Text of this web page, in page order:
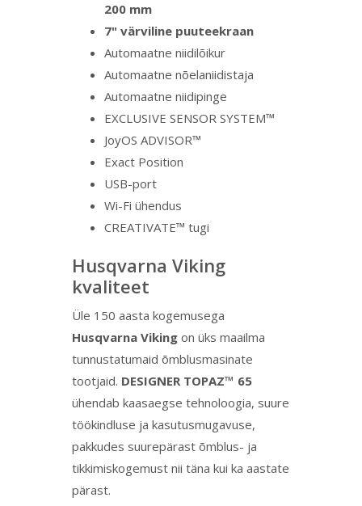
200 mm
7" värviline puuteekraan
Automaatne niidilõikur
Automaatne nõelaniidistaja
Automaatne niidipinge
EXCLUSIVE SENSOR SYSTEM™
JoyOS ADVISOR™
Exact Position
USB-port
Wi-Fi ühendus
CREATIVATE™ tugi
Husqvarna Viking
kvaliteet
Üle 150 aasta kogemusega
Husqvarna Viking on üks maailma
tunnustatumaid õmblusmasinate
tootjaid. DESIGNER TOPAZ™ 65
ühendab kaasaegse tehnoloogia, suure
töökindluse ja kasutusmugavuse,
pakkudes suurepärast õmblus- ja
tikkimiskogemust nii täna kui ka aastate
pärast.